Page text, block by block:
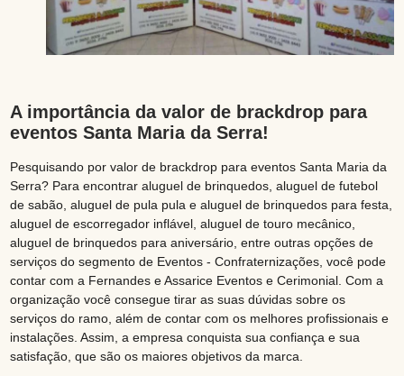
A importância da valor de brackdrop para
eventos Santa Maria da Serra!
Pesquisando por valor de brackdrop para eventos Santa Maria da
Serra? Para encontrar aluguel de brinquedos, aluguel de futebol
de sabão, aluguel de pula pula e aluguel de brinquedos para festa,
aluguel de escorregador inflável, aluguel de touro mecânico,
aluguel de brinquedos para aniversário, entre outras opções de
serviços do segmento de Eventos - Confraternizações, você pode
contar com a Fernandes e Assarice Eventos e Cerimonial. Com a
organização você consegue tirar as suas dúvidas sobre os
serviços do ramo, além de contar com os melhores profissionais e
instalações. Assim, a empresa conquista sua confiança e sua
satisfação, que são os maiores objetivos da marca.